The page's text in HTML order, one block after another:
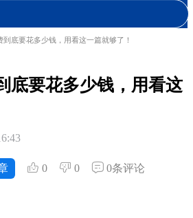
到底要花多少钱，用看这一篇就够了！
底要花多少钱，用看这
0 0
0条评论